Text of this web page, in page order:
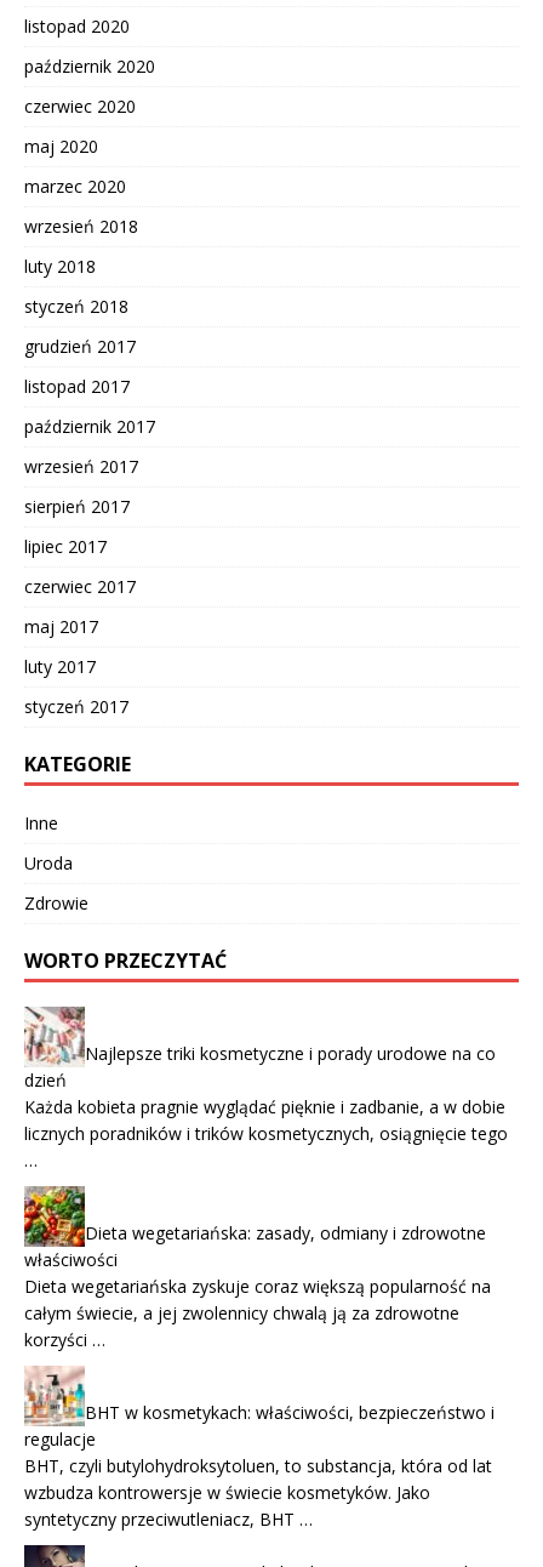
listopad 2020
październik 2020
czerwiec 2020
maj 2020
marzec 2020
wrzesień 2018
luty 2018
styczeń 2018
grudzień 2017
listopad 2017
październik 2017
wrzesień 2017
sierpień 2017
lipiec 2017
czerwiec 2017
maj 2017
luty 2017
styczeń 2017
KATEGORIE
Inne
Uroda
Zdrowie
WORTO PRZECZYTAĆ
Najlepsze triki kosmetyczne i porady urodowe na co
dzień
Każda kobieta pragnie wyglądać pięknie i zadbanie, a w dobie
licznych poradników i trików kosmetycznych, osiągnięcie tego
…
Dieta wegetariańska: zasady, odmiany i zdrowotne
właściwości
Dieta wegetariańska zyskuje coraz większą popularność na
całym świecie, a jej zwolennicy chwalą ją za zdrowotne
korzyści …
BHT w kosmetykach: właściwości, bezpieczeństwo i
regulacje
BHT, czyli butylohydroksytoluen, to substancja, która od lat
wzbudza kontrowersje w świecie kosmetyków. Jako
syntetyczny przeciwutleniacz, BHT …